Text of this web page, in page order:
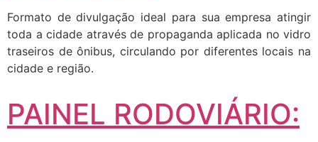
Formato de divulgação ideal para sua empresa atingir
toda a cidade através de propaganda aplicada no vidro
traseiros de ônibus, circulando por diferentes locais na
cidade e região.
PAINEL RODOVIÁRIO: